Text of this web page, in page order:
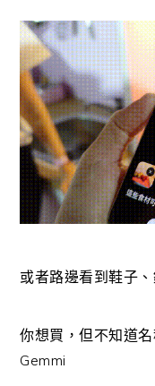
或者路邊看到鞋子
你想買，但不知道
Gemmi